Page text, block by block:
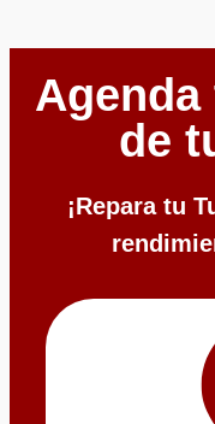
de
¡Repara tu